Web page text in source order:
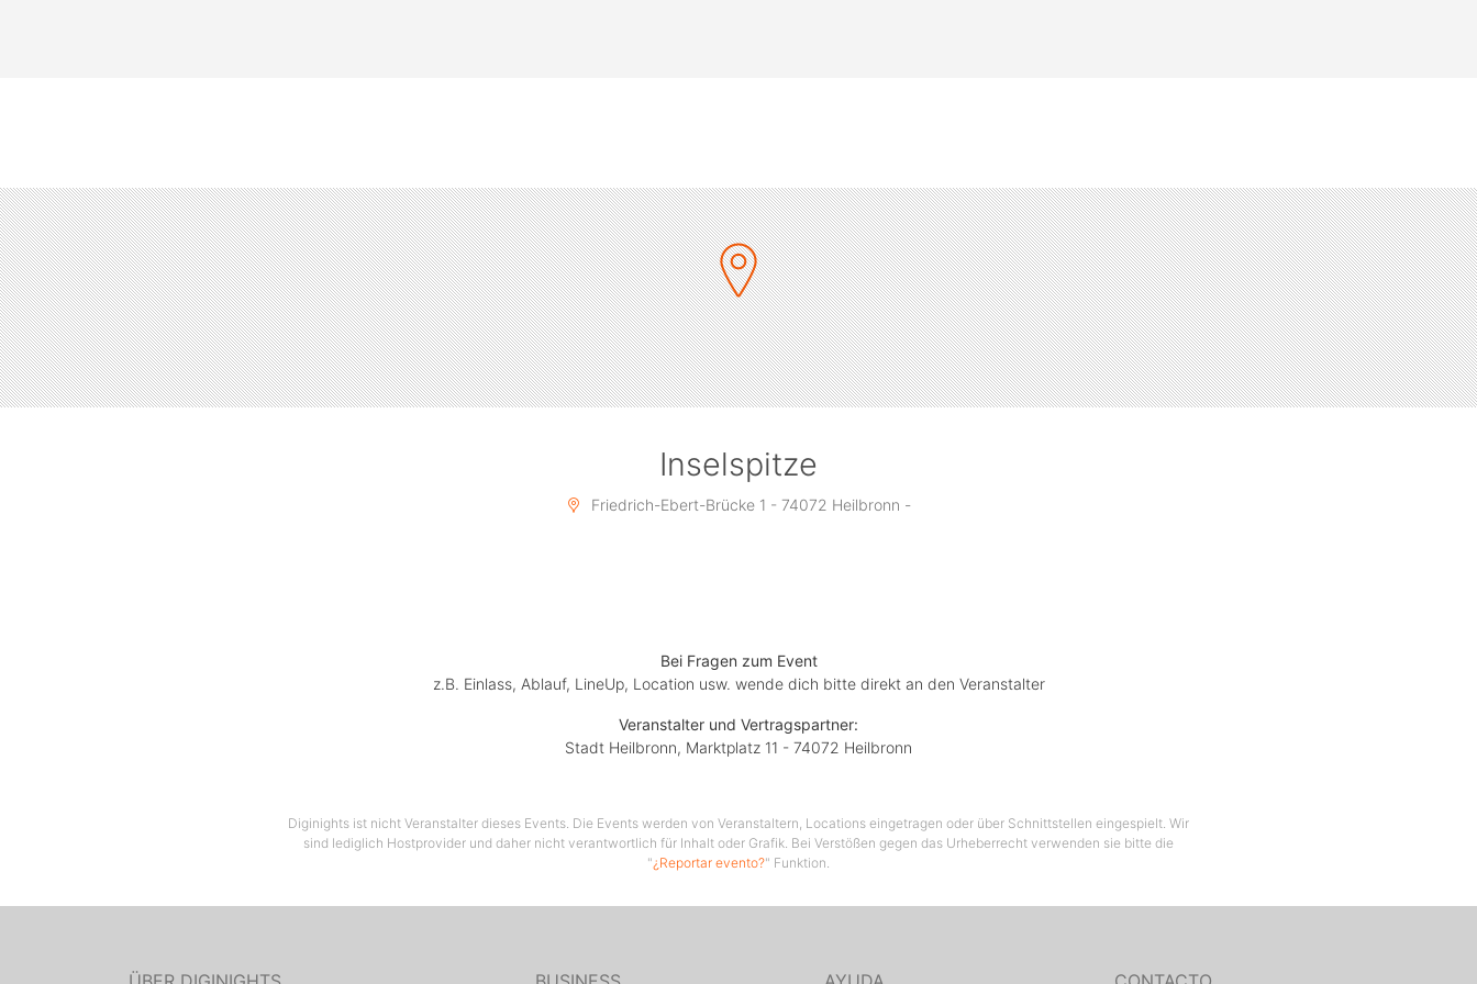
Inselspitze
Friedrich-Ebert-Brücke 1 - 74072 Heilbronn -
Bei Fragen zum Event
z.B. Einlass, Ablauf, LineUp, Location usw. wende dich bitte direkt an den Veranstalter
Veranstalter und Vertragspartner:
Stadt Heilbronn, Marktplatz 11 - 74072 Heilbronn
Diginights ist nicht Veranstalter dieses Events. Die Events werden von Veranstaltern, Locations eingetragen oder über Schnittstellen eingespielt. Wir
sind lediglich Hostprovider und daher nicht verantwortlich für Inhalt oder Grafik. Bei Verstößen gegen das Urheberrecht verwenden sie bitte die
"¿Reportar evento?" Funktion.